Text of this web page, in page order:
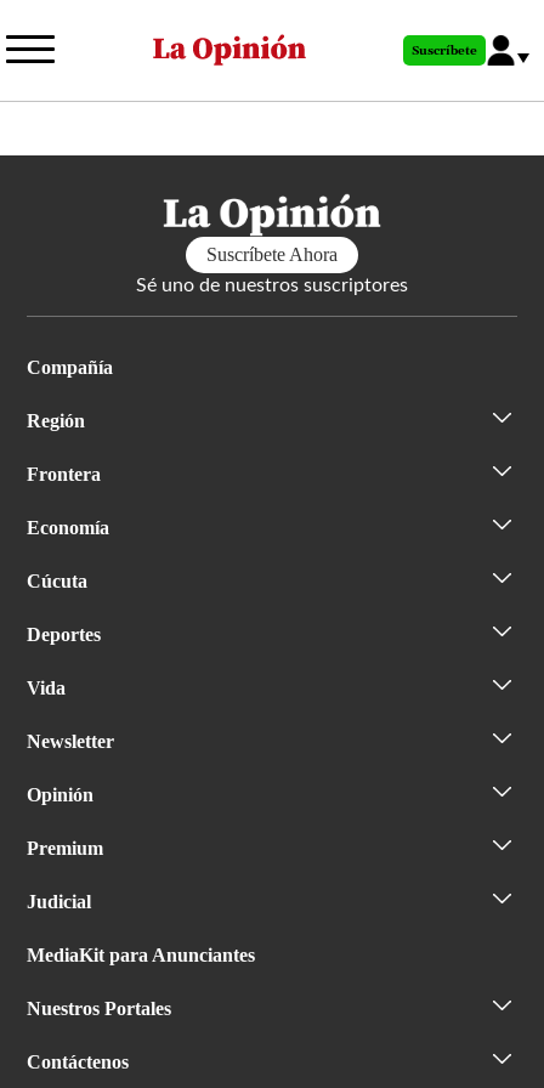
al
principal
Suscríbete
Suscríbete Ahora
Sé uno de nuestros suscriptores
Compañía
Región
Frontera
Economía
Cúcuta
Deportes
Vida
Newsletter
Opinión
Premium
Judicial
MediaKit para Anunciantes
Nuestros Portales
Contáctenos